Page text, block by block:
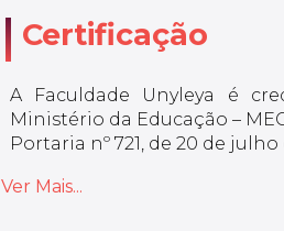
Certificação
A Faculdade Unyleya é
Ministério da Educação –
Portaria nº 721, de 20 de julho
Ver Mais...